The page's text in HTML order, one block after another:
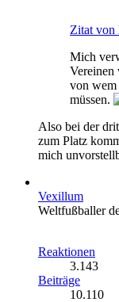
Zitat von
Mich
Vereinen
von wem
müssen.
Also bei der
zum Platz
mich
Vexillum
Weltfußballer
Reaktionen
3.143
Beiträge
10.110